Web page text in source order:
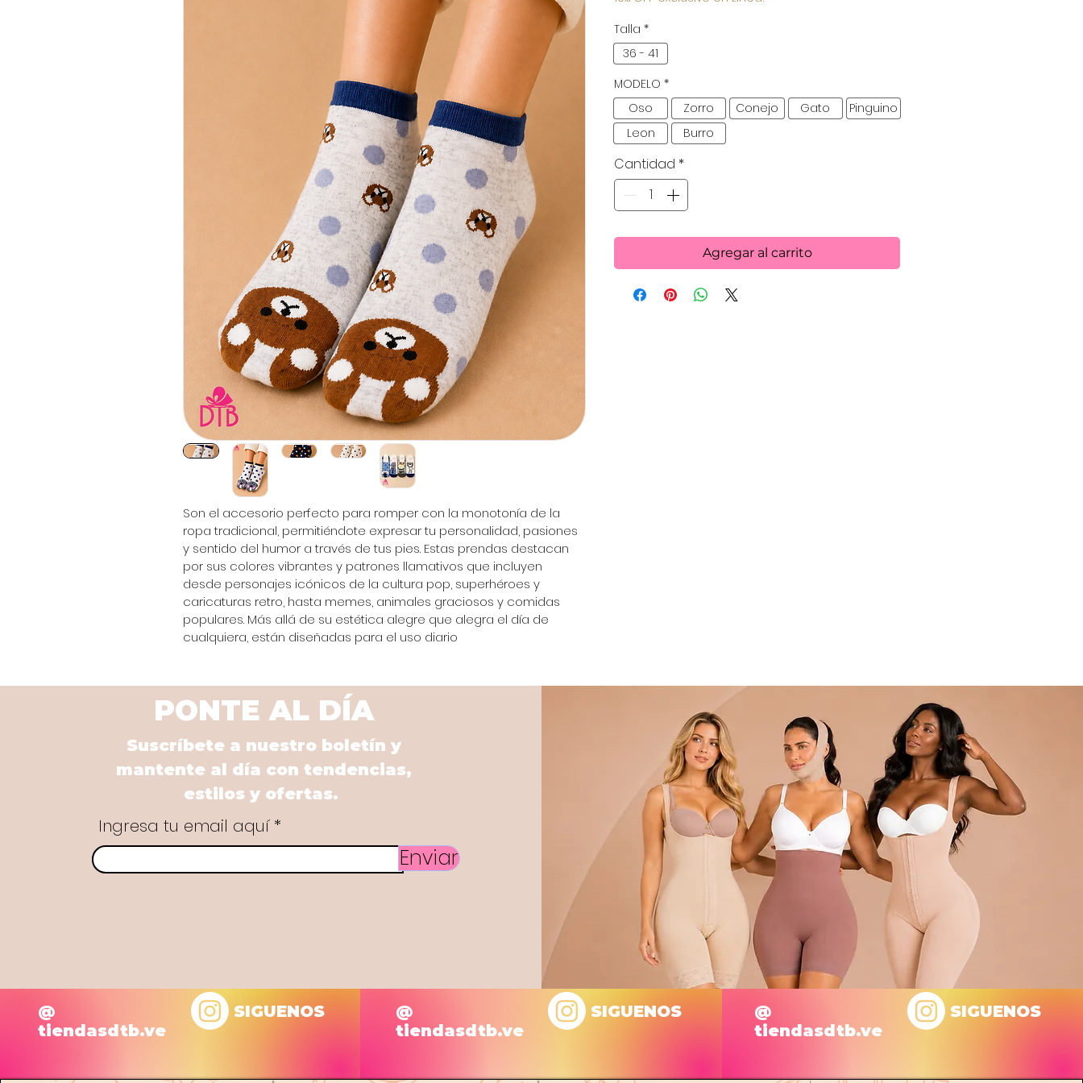
Son el accesorio perfecto para romper con la monotonía de la
ropa tradicional, permitiéndote expresar tu personalidad, pasiones
y sentido del humor a través de tus pies. Estas prendas destacan
por sus colores vibrantes y patrones llamativos que incluyen
desde personajes icónicos de la cultura pop, superhéroes y
caricaturas retro, hasta memes, animales graciosos y comidas
populares. Más allá de su estética alegre que alegra el día de
cualquiera, están diseñadas para el uso diario
Talla *
36 - 41
MODELO *
Oso
Zorro Conejo Gato
Pinguino
Leon
Burro
Cantidad *
Agregar al carrito
PONTE AL DÍA
Suscríbete a nuestro boletín y
mantente al día con tendencias,
estilos y ofertas.
Ingresa tu email aquí
Enviar
@
tiendasdtb.ve
SIGUENOS
@
tiendasdtb.ve
SIGUENOS
@
tiendasdtb.ve
SIGUENOS